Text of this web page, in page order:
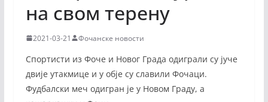
на свом терену
2021-03-21 Фочанске новости
Спортисти из Фоче и Новог Града одиграли су јуче
двије утакмице и у обје су славили Фочаци.
Фудбалски меч одигран је у Новом Граду, а